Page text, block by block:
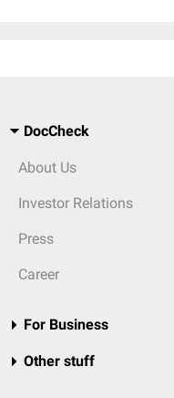
DocCheck
About Us
Investor Relations
Press
Career
For Business
Other stuff